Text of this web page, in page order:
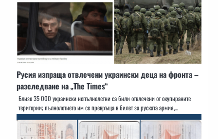
Русия изпраща отвлечени украински деца на фронта –
разследване на „The Times“
Близо 35 000 украински непълнолетни са били отвлечени от окупираните
територии; пълнолетието им се превръща в билет за руската армия,…